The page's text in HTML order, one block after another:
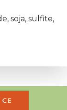
soja, sulfite,